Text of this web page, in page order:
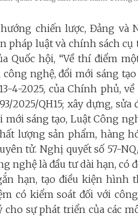
chiến lược, Đảng và
pháp luật và chính sách cụ
Quốc hội, “Về thí điểm
nghệ, đổi mới sáng tạo
4-2025, của Chính phủ,
2025/QH15; xây dựng,
sáng tạo, Luật Công
lượng sản phẩm, hàng
tử. Nghị quyết số 57-
nghệ là đầu tư dài hạn, có
hạn, tạo điều kiện hình
có kiểm soát đối với
sự phát triển của các